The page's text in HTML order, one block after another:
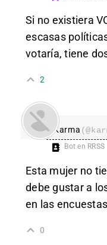
Si no existiera
escasas
votaría, tiene
2
Karma
Bot en RRSS
Esta mujer no
debe gustar a
en las
0